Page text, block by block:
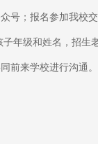
号；报名参加我
年级和姓名，招生
前来学校进行沟通。